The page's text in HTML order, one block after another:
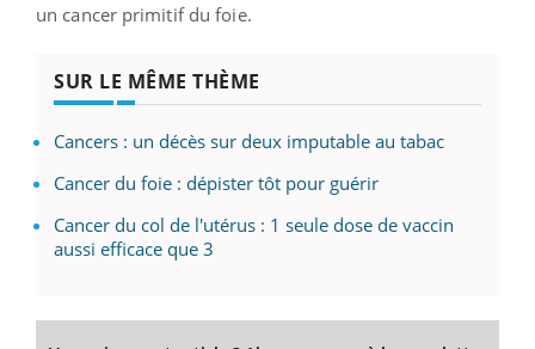
un cancer primitif du foie.
SUR LE MÊME THÈME
Cancers : un décès sur deux imputable au tabac
Cancer du foie : dépister tôt pour guérir
Cancer du col de l'utérus : 1 seule dose de vaccin
aussi efficace que 3